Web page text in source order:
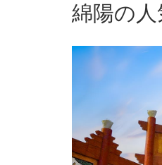
綿陽の人